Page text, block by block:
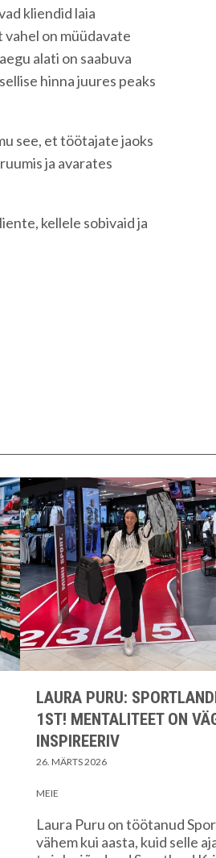
kliendid laia
on müüdavate
alati on saabuva
hinna juures peaks
see, et töötajate jaoks
ja avarates
kellele sobivaid ja
LAURA PURU:
1ST! MENTALITEET ON
INSPIREERIV
26. MÄRTS 2026
MEIE
Laura Puru on töötanud
vähem kui aasta, kuid selle